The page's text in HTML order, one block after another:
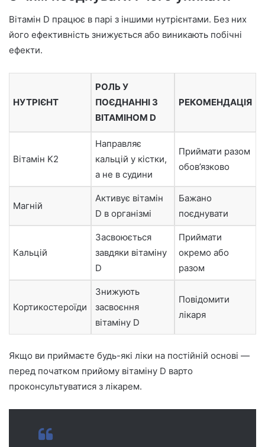
Вітамін D працює в парі з іншими нутрієнтами. Без них
його ефективність знижується або виникають побічні
ефекти.
НУТРІЄНТ
РОЛЬ У
ПОЄДНАННІ З
ВІТАМІНОМ D
РЕКОМЕНДАЦІЯ
Вітамін K2
Направляє
кальцій у кістки,
а не в судини
Приймати разом
обов’язково
Магній
Активує вітамін
D в організмі
Бажано
поєднувати
Кальцій
Засвоюється
завдяки вітаміну
D
Приймати
окремо або
разом
Кортикостероїди
Знижують
засвоєння
вітаміну D
Повідомити
лікаря
Якщо ви приймаєте будь-які ліки на постійній основі —
перед початком прийому вітаміну D варто
проконсультуватися з лікарем.